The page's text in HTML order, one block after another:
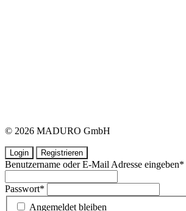
© 2026 MADURO GmbH
Login Registrieren
Benutzername oder E-Mail Adresse eingeben*
Passwort*
Angemeldet bleiben